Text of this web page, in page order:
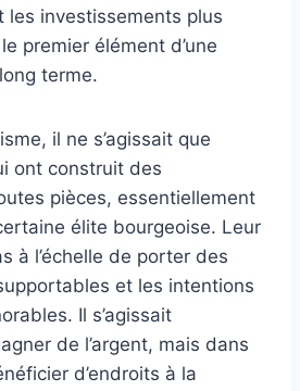
les investissements plus
premier élément d’une
terme.
il ne s’agissait que
ont construit des
pièces, essentiellement
élite bourgeoise. Leur
à l’échelle de porter des
et les intentions
Il s’agissait
de l’argent, mais dans
d’endroits à la